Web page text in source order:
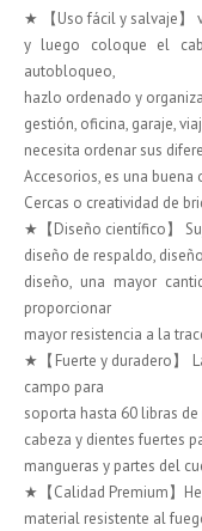
★ 【Uso fácil y salvaje】
y luego coloque el
autobloqueo,
hazlo ordenado y
gestión, oficina, garaje,
necesita ordenar sus
Accesorios, es una
Cercas o creatividad de
★【Diseño científico】
diseño de respaldo,
diseño, una mayor
proporcionar
mayor resistencia a la
★【Fuerte y duradero】
campo para
soporta hasta 60 libras
cabeza y dientes fuertes
mangueras y partes del
★【Calidad Premium】
material resistente al